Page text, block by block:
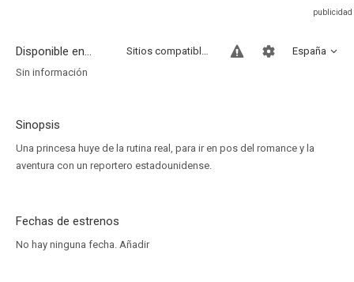
Disponible en... España
Sitios compatibles
Sin información
Sinopsis
Una princesa huye de la rutina real, para ir en pos del romance y la
aventura con un reportero estadounidense.
Fechas de estrenos
No hay ninguna fecha. Añadir